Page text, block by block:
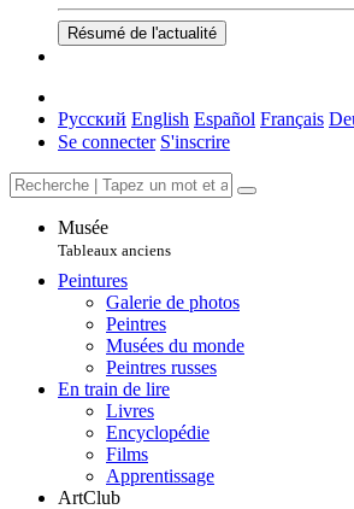
Résumé de l'actualité
Русский English Español Français
Se connecter S'inscrire
Musée
Tableaux anciens
Peintures
Galerie de photos
Peintres
Musées du monde
Peintres russes
En train de lire
Livres
Encyclopédie
Films
Apprentissage
ArtClub